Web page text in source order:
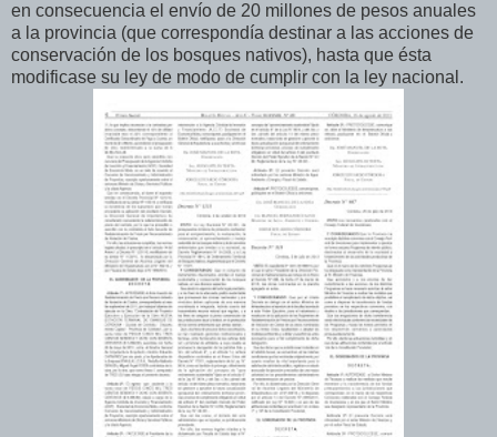
en consecuencia el envío de 20 millones de pesos anuales
a la provincia (que correspondía destinar a las acciones de
conservación de los bosques nativos), hasta que ésta
modificase su ley de modo de cumplir con la ley nacional.